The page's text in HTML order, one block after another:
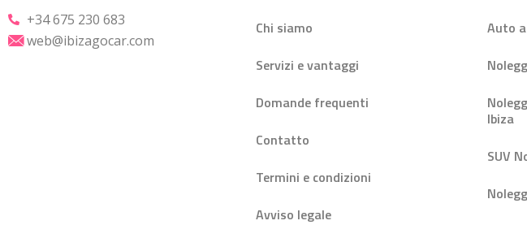
+34 675 230 683
web@ibizagocar.com
Chi siamo
Servizi e vantaggi
Domande frequenti
Contatto
Termini e condizioni
Avviso legale
Auto
Ibiza
SUV